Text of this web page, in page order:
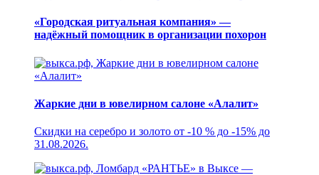
«Городская ритуальная компания» —
надёжный помощник в организации похорон
Жаркие дни в ювелирном салоне «Алалит»
Скидки на серебро и золото от -10 % до -15% до
31.08.2026.